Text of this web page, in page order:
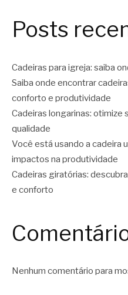
Posts
Cadeiras para igreja: saiba
Saiba onde encontrar
conforto e produtividade
Cadeiras longarinas:
qualidade
Você está usando a cadeira
impactos na produtividade
Cadeiras giratórias:
e conforto
Nenhum comentário para